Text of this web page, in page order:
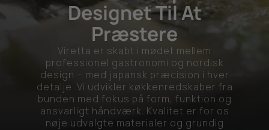
Designet Til At
Præstere
Viretta er skabt i mødet mellem
professionel gastronomi og nordisk
design – med japansk præcision i hver
detalje. Vi udvikler køkkenredskaber fra
bunden med fokus på form, funktion og
ansvarligt håndværk. Kvalitet er for os
nøje udvalgte materialer og grundig